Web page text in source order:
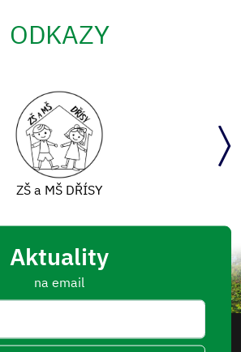
ODKAZY
ZŠ a MŠ DŘÍSY
Aktuality
na email